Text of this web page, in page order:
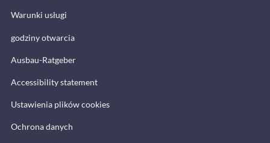
Warunki usługi
godziny otwarcia
Ausbau-Ratgeber
Accessibility statement
Ustawienia plików cookies
Ochrona danych